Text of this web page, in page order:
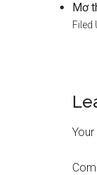
Mơ
Filed